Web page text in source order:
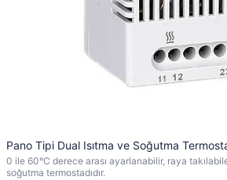
Pano Tipi Dual Isıtma ve Soğutma
0 ile 60°C derece arası ayarlanabilir, raya
soğutma termostadıdır.